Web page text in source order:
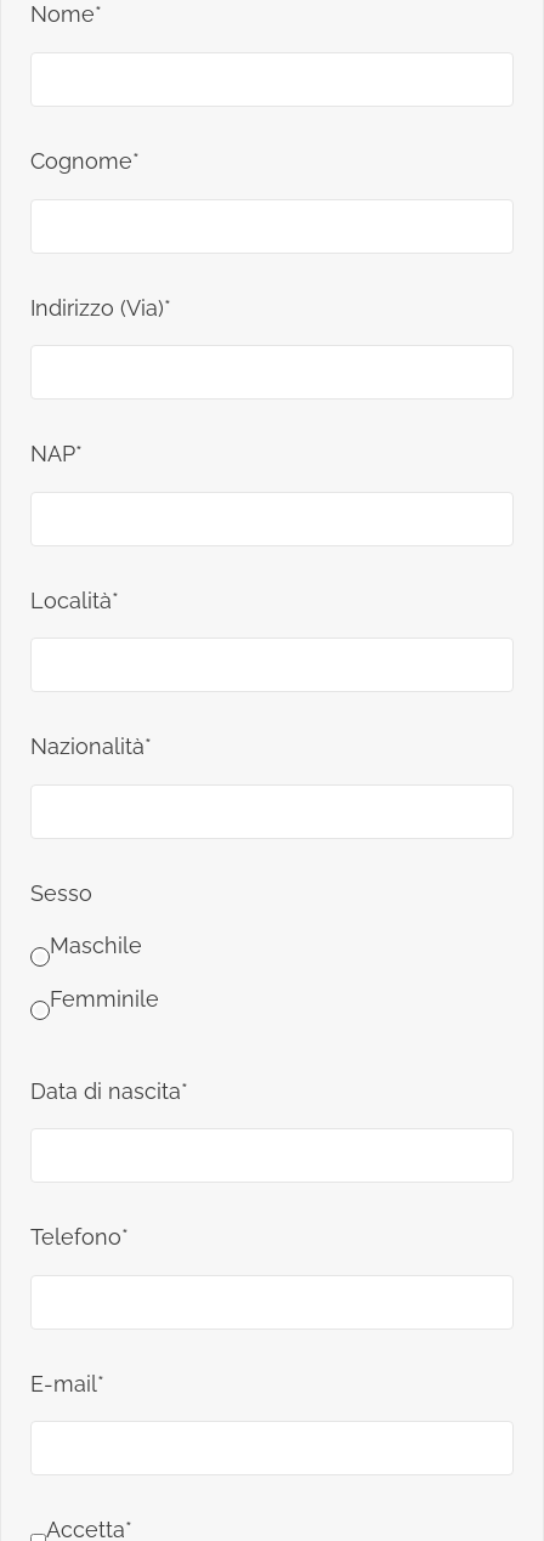
Nome*
Cognome*
Indirizzo (Via)*
NAP*
Località*
Nazionalità*
Sesso
Maschile
Femminile
Data di nascita*
Telefono*
E-mail*
Accetta*